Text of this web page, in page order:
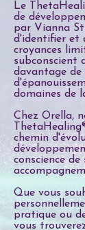
Le
de
par Vianna
d'identifier et
croyances
subconscient
davantage
domaines de
Chez Orella,
chemin
conscience
Que vous
pratique ou
vous